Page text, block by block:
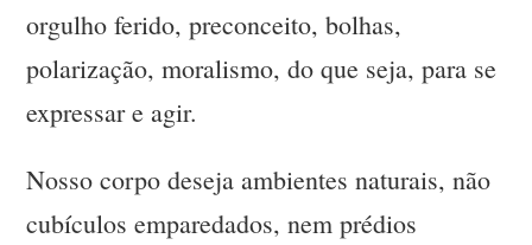
orgulho ferido, preconceito, bolhas,
polarização, moralismo, do que seja, para se
expressar e agir.
Nosso corpo deseja ambientes naturais, não
cubículos emparedados, nem prédios